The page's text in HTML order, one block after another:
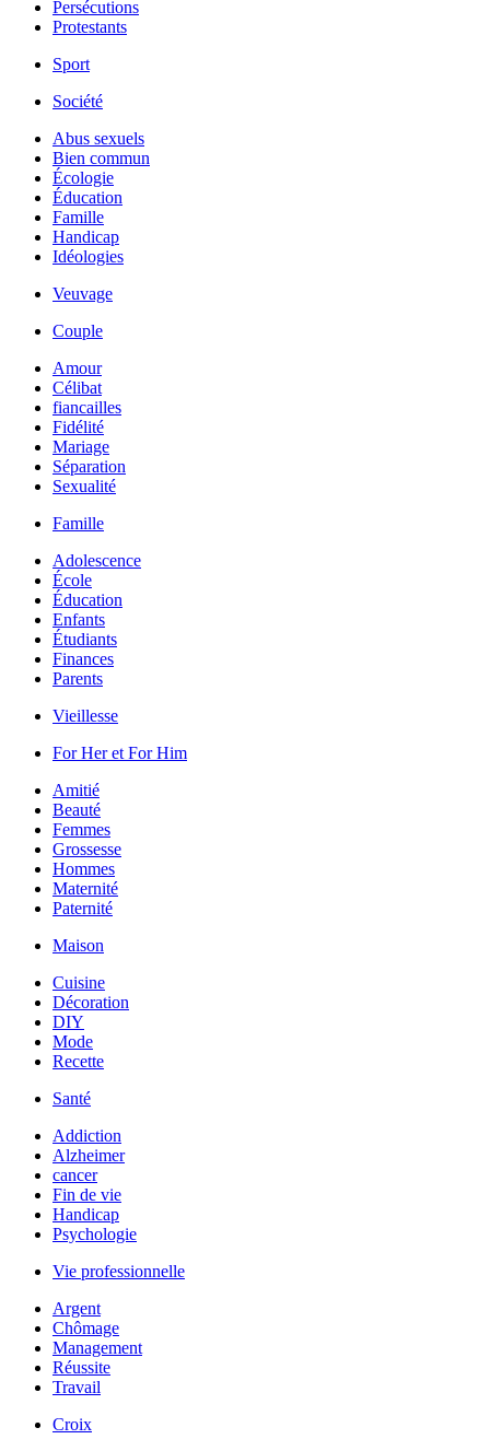
Persécutions
Protestants
Sport
Société
Abus sexuels
Bien commun
Écologie
Éducation
Famille
Handicap
Idéologies
Veuvage
Couple
Amour
Célibat
fiancailles
Fidélité
Mariage
Séparation
Sexualité
Famille
Adolescence
École
Éducation
Enfants
Étudiants
Finances
Parents
Vieillesse
For Her et For Him
Amitié
Beauté
Femmes
Grossesse
Hommes
Maternité
Paternité
Maison
Cuisine
Décoration
DIY
Mode
Recette
Santé
Addiction
Alzheimer
cancer
Fin de vie
Handicap
Psychologie
Vie professionnelle
Argent
Chômage
Management
Réussite
Travail
Croix